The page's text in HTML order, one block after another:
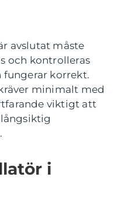
avslutat måste
och kontrolleras
fungerar korrekt.
minimalt med
viktigt att
i